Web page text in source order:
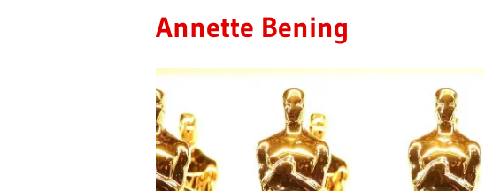
Annette Bening